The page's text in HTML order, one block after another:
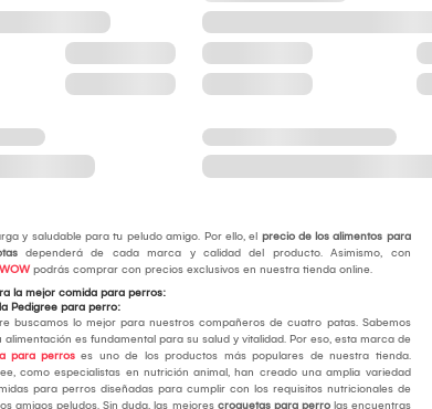
y saludable para tu peludo amigo. Por ello, el precio de los alimentos para
dependerá de cada marca y calidad del producto. Asimismo, con
podrás comprar con precios exclusivos en nuestra tienda online.
la mejor comida para perros:
Pedigree para perro:
buscamos lo mejor para nuestros compañeros de cuatro patas. Sabemos
alimentación es fundamental para su salud y vitalidad. Por eso, esta marca de
para perroses uno de los productos más populares de nuestra tienda.
como especialistas en nutrición animal, han creado una amplia variedad
para perros diseñadas para cumplir con los requisitos nutricionales de
amigos peludos. Sin duda, las mejores croquetas para perrolas encuentras